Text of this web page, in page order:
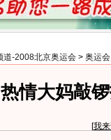
道-2008北京奥运会 > 奥运
情大妈敲
[我